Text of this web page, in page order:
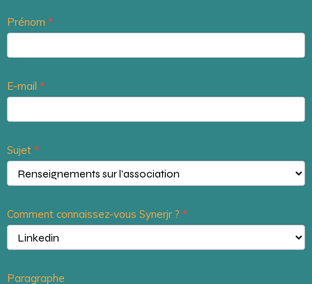
Prénom *
E-mail *
Sujet *
Comment connaissez-vous Synerjr ? *
Paragraphe